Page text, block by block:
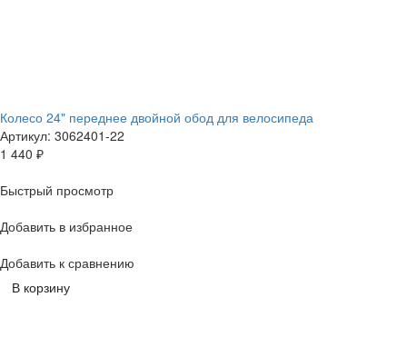
Колесо 24" переднее двойной обод для велосипеда
Артикул: 3062401-22
1 440 ₽
Быстрый просмотр
Добавить в избранное
Добавить к сравнению
В корзину